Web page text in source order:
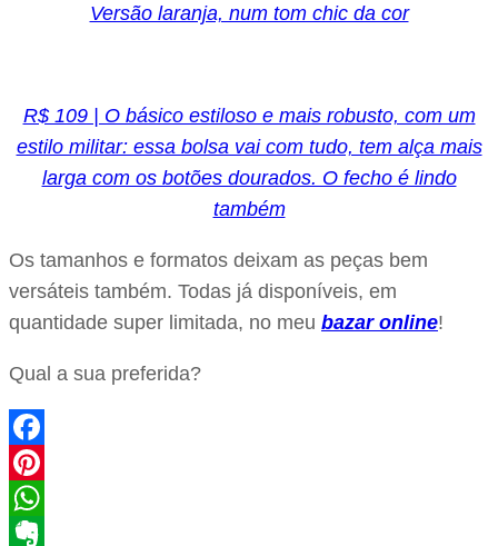
Versão laranja, num tom chic da cor
R$ 109 | O básico estiloso e mais robusto, com um
estilo militar: essa bolsa vai com tudo, tem alça mais
larga com os botões dourados. O fecho é lindo
também
Os tamanhos e formatos deixam as peças bem
versáteis também. Todas já disponíveis, em
quantidade super limitada, no meu bazar online!
Qual a sua preferida?
Facebook
Pinterest
WhatsApp